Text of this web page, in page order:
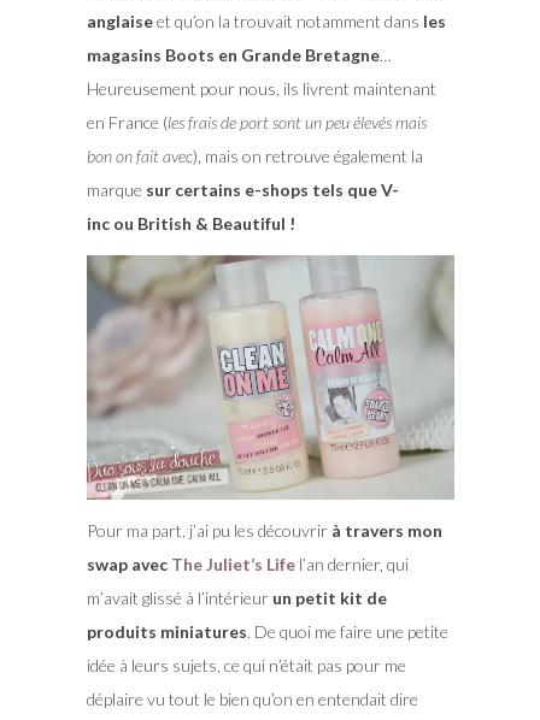
anglaiseet qu’on la trouvait notamment dans les
magasins Boots en Grande Bretagne…
Heureusement pour nous, ils livrent maintenant
en France (les frais de port sont un peu élevés mais
bon on fait avec), mais on retrouve également la
marque sur certains e-shops tels que V-
inc ou British & Beautiful !
Pour ma part, j’ai pu les découvrirà travers mon
swap avec The Juliet’s Lifel’an dernier, qui
m’avait glissé à l’intérieur un petit kit de
produits miniatures. De quoi me faire une petite
idée à leurs sujets, ce qui n’était pas pour me
déplaire vu tout le bien qu’on en entendait dire